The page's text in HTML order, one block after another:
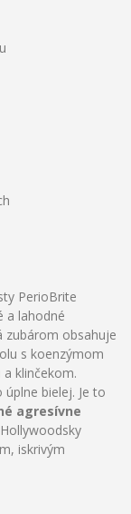
PerioBrite
a lahodné
zubárom obsahuje
s koenzýmom
klinčekom.
bielej. Je to
agresívne
iskrivým